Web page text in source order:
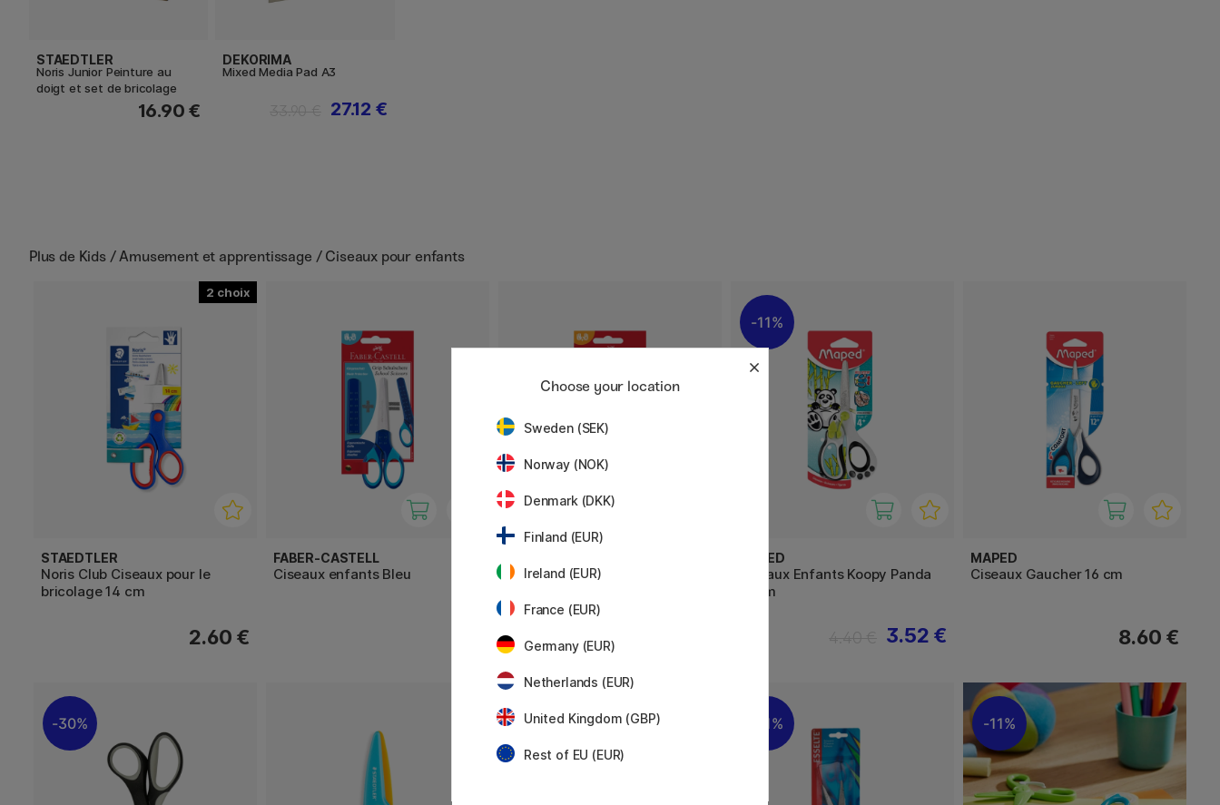
STAEDTLER
Noris Junior Peinture au
doigt et set de bricolage
16.90 €
DEKORIMA
Mixed Media Pad A3
27.12 €
Plus de Kids / Amusement et apprentissage / Ciseaux pour enfants
2
STAEDTLER
Noris Club Ciseaux pour le
bricolage 14 cm
2.60 €
FABER-CASTELL
Ciseaux enfants Bleu Ciseaux enfants Rouge
11%
MAPED
Ciseaux Enfants Koopy Panda
13 cm
3.52 €
MAPED
Ciseaux Gaucher 16 cm
8.60 €
30% 11% 11% 11%
Choose your location
Sweden (SEK)
Norway (NOK)
Denmark (DKK)
Finland (EUR)
Ireland (EUR)
France (EUR)
Germany (EUR)
Netherlands (EUR)
United Kingdom (GBP)
Rest of EU (EUR)